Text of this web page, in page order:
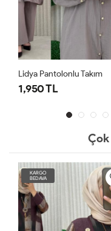
Lidya Pantolonlu Takım
1,950 TL
KARGO
BEDAVA